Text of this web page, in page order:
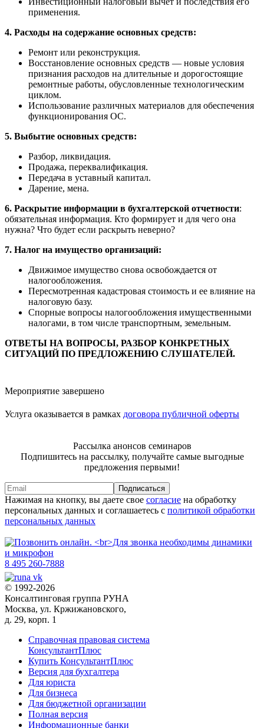
применения.
4. Расходы на содержание основных средств:
Ремонт или реконструкция.
Восстановление основных средств — новые условия
признания расходов на длительные и дорогостоящие
ремонтные работы, обусловленные технологическим
циклом.
Использование различных материалов для обеспечения
функционирования ОС.
5. Выбытие основных средств:
Разбор, ликвидация.
Продажа, переквалификация.
Передача в уставный капитал.
Дарение, мена.
6. Раскрытие информации в бухгалтерской отчетности:
обязательная информация. Кто формирует и для чего она
нужна? Что будет если раскрыть неверно?
7. Налог на имущество организаций:
Движимое имущество снова освобождается от
налогообложения.
Пересмотренная кадастровая стоимость и ее влияние на
налоговую базу.
Спорные вопросы налогообложения имущественными
налогами, в том числе транспортным, земельным.
ОТВЕТЫ НА ВОПРОСЫ, РАЗБОР КОНКРЕТНЫХ
СИТУАЦИЙ ПО ПРЕДЛОЖЕНИЮ СЛУШАТЕЛЕЙ.
Мероприятие завершено
Услуга оказывается в рамках договора публичной оферты
Рассылка анонсов семинаров
Подпишитесь на рассылку, получайте самые выгодные
предложения первыми!
Подписаться
Нажимая на кнопку, вы даете свое согласие на обработку
персональных данных и соглашаетесь с политикой обработки
персональных данных
8 495 260-7888
© 1992-2026
Консалтинговая группа РУНА
Москва, ул. Кржижановского,
д. 29, корп. 1
Справочная правовая система
КонсультантПлюс
Купить КонсультантПлюс
Версия для бухгалтера
Для юриста
Для бизнеса
Для бюджетной организации
Полная версия
Информационные банки